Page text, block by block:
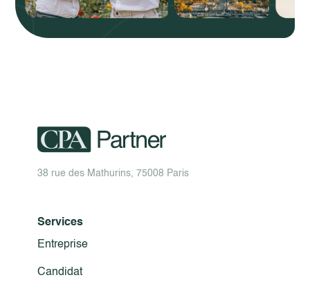
38 rue des Mathurins, 75008 Paris
Services
Entreprise
Candidat